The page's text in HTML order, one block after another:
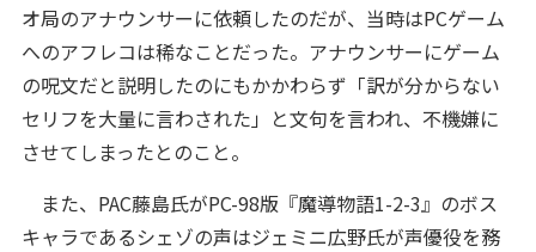
オ局のアナウンサーに依頼したのだが、当時はPCゲーム
へのアフレコは稀なことだった。アナウンサーにゲーム
の呪文だと説明したのにもかかわらず「訳が分からない
セリフを大量に言わされた」と文句を言われ、不機嫌に
させてしまったとのこと。
また、PAC藤島氏がPC-98版『魔導物語1-2-3』のボス
キャラであるシェゾの声はジェミニ広野氏が声優役を務